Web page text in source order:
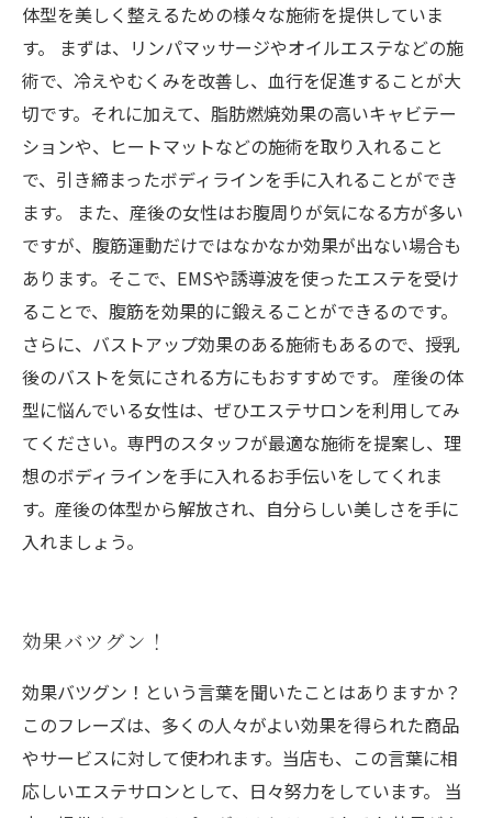
体型を美しく整えるための様々な施術を提供していま
す。 まずは、リンパマッサージやオイルエステなどの施
術で、冷えやむくみを改善し、血行を促進することが大
切です。それに加えて、脂肪燃焼効果の高いキャビテー
ションや、ヒートマットなどの施術を取り入れること
で、引き締まったボディラインを手に入れることができ
ます。 また、産後の女性はお腹周りが気になる方が多い
ですが、腹筋運動だけではなかなか効果が出ない場合も
あります。そこで、EMSや誘導波を使ったエステを受け
ることで、腹筋を効果的に鍛えることができるのです。
さらに、バストアップ効果のある施術もあるので、授乳
後のバストを気にされる方にもおすすめです。 産後の体
型に悩んでいる女性は、ぜひエステサロンを利用してみ
てください。専門のスタッフが最適な施術を提案し、理
想のボディラインを手に入れるお手伝いをしてくれま
す。産後の体型から解放され、自分らしい美しさを手に
入れましょう。
効果バツグン！
効果バツグン！という言葉を聞いたことはありますか？
このフレーズは、多くの人々がよい効果を得られた商品
やサービスに対して使われます。当店も、この言葉に相
応しいエステサロンとして、日々努力をしています。 当